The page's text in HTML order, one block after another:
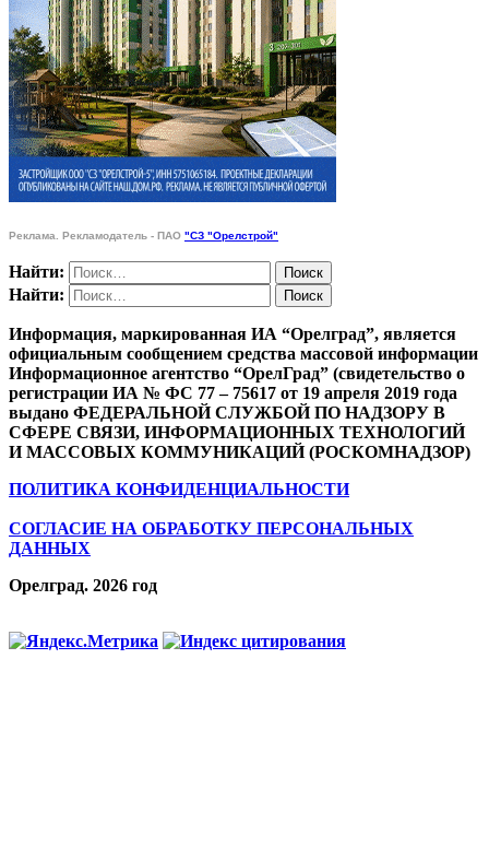
Реклама. Рекламодатель - ПАО "СЗ "Орелстрой"
Найти:
Найти:
Информация, маркированная ИА “Орелград”, является
официальным сообщением средства массовой информации
Информационное агентство “ОрелГрад” (свидетельство о
регистрации ИА № ФС 77 – 75617 от 19 апреля 2019 года
выдано ФЕДЕРАЛЬНОЙ СЛУЖБОЙ ПО НАДЗОРУ В
СФЕРЕ СВЯЗИ, ИНФОРМАЦИОННЫХ ТЕХНОЛОГИЙ
И МАССОВЫХ КОММУНИКАЦИЙ (РОСКОМНАДЗОР)
ПОЛИТИКА КОНФИДЕНЦИАЛЬНОСТИ
СОГЛАСИЕ НА ОБРАБОТКУ ПЕРСОНАЛЬНЫХ
ДАННЫХ
Орелград. 2026 год